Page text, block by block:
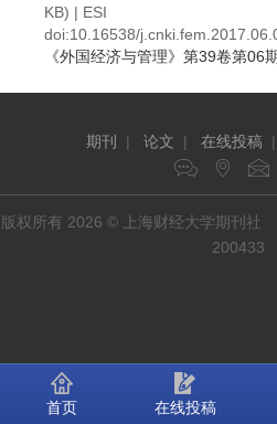
KB) | ESI
doi:10.16538/
《外国经济与管理》 第39卷第06
期刊 | 论文 | 在线投稿
版权所有 2026 © 上海财经大学期刊
200433
首页 在线投稿